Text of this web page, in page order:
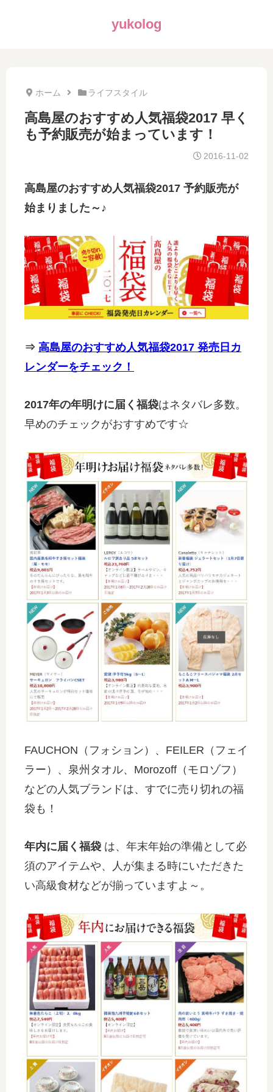
yukolog
ホーム ライフスタイル
高島屋のおすすめ人気福袋2017 早く
も予約販売が始まっています！
2016-11-02
高島屋のおすすめ人気福袋2017 予約販売が
始まりました～♪
⇒ 高島屋のおすすめ人気福袋2017 発売日カ
レンダーをチェック！
2017年の年明けに届く福袋はネタバレ多数。
早めのチェックがおすすめです☆
FAUCHON（フォション）、FEILER（フェイ
ラー）、泉州タオル、Morozoff（モロゾフ）
などの人気ブランドは、すでに売り切れの福
袋も！
年内に届く福袋 は、年末年始の準備として必
須のアイテムや、人が集まる時にいただきた
い高級食材などが揃っていますよ～。